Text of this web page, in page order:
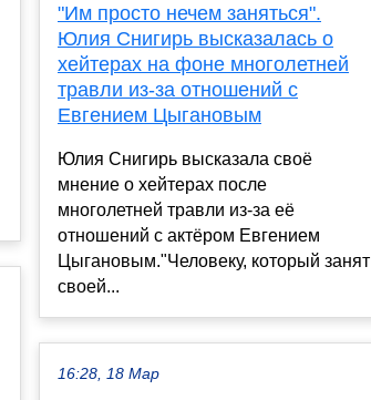
"Им просто нечем заняться".
Юлия Снигирь высказалась о
хейтерах на фоне многолетней
травли из-за отношений с
Евгением Цыгановым
Юлия Снигирь высказала своё
мнение о хейтерах после
многолетней травли из-за её
отношений с актёром Евгением
Цыгановым."Человеку, который занят
своей...
16:28, 18 Мар